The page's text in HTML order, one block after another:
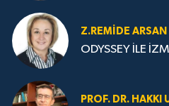
Z.REMIDE ARSAN
ODYSSEY İLE
PROF. DR. HAKKI